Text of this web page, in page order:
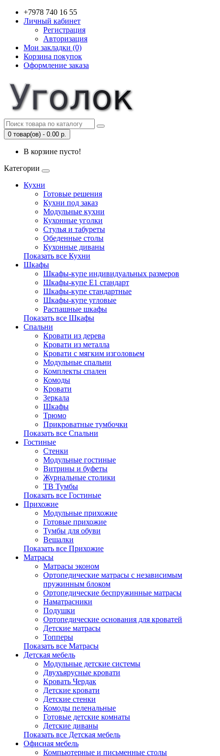
+7978 740 16 55
Личный кабинет
Регистрация
Авторизация
Мои закладки (0)
Корзина покупок
Оформление заказа
0 товар(ов) - 0.00 р.
В корзине пусто!
Категории
Кухни
Готовые решения
Кухни под заказ
Модульные кухни
Кухонные уголки
Стулья и табуреты
Обеденные столы
Кухонные диваны
Показать все Кухни
Шкафы
Шкафы-купе индивидуальных размеров
Шкафы-купе Е1 стандарт
Шкафы-купе стандартные
Шкафы-купе угловые
Распашные шкафы
Показать все Шкафы
Спальни
Кровати из дерева
Кровати из металла
Кровати с мягким изголовьем
Модульные спальни
Комплекты спален
Комоды
Кровати
Зеркала
Шкафы
Трюмо
Прикроватные тумбочки
Показать все Спальни
Гостиные
Стенки
Модульные гостиные
Витрины и буфеты
Журнальные столики
ТВ Тумбы
Показать все Гостиные
Прихожие
Модульные прихожие
Готовые прихожие
Тумбы для обуви
Вешалки
Показать все Прихожие
Матрасы
Матрасы эконом
Ортопедические матрасы с независимым
пружинным блоком
Ортопедические беспружинные матрасы
Наматрасники
Подушки
Ортопедические основания для кроватей
Детские матрасы
Топперы
Показать все Матрасы
Детская мебель
Модульные детские системы
Двухъярусные кровати
Кровать Чердак
Детские кровати
Детские стенки
Комоды пеленальные
Готовые детские комнаты
Детские диваны
Показать все Детская мебель
Офисная мебель
Компьютерные и письменные столы